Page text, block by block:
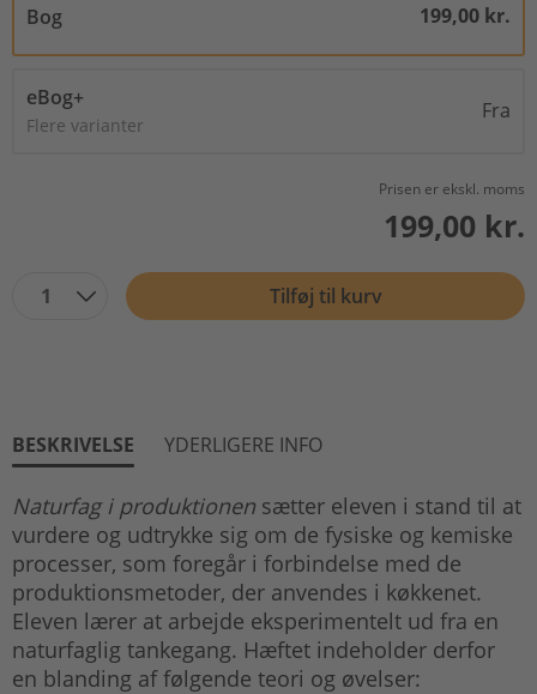
Bog 199,00 kr.
eBog+
Flere varianter
Fra
Prisen er ekskl. moms
199,00 kr.
1 Tilføj til kurv
BESKRIVELSE YDERLIGERE INFO
Naturfag i produktionen sætter eleven i stand til at
vurdere og udtrykke sig om de fysiske og kemiske
processer, som foregår i forbindelse med de
produktionsmetoder, der anvendes i køkkenet.
Eleven lærer at arbejde eksperimentelt ud fra en
naturfaglig tankegang. Hæftet indeholder derfor
en blanding af følgende teori og øvelser: